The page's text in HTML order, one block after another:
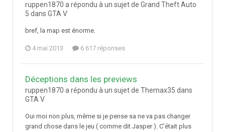
ruppen1870 a répondu à un sujet de Grand Theft Auto
5 dans GTA V
bref, la map est énorme.
4 mai 2013 6 617 réponses
Déceptions dans les previews
ruppen1870 a répondu à un sujet de Themax35 dans
GTA V
Oui moi non plus, même si je pense sa ne va pas changer
grand chose dans le jeu ( comme dit Jasper ). C'était plus